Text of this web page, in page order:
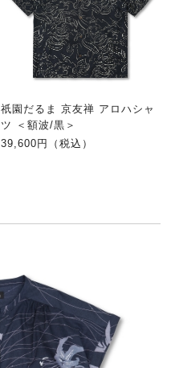
祇園だるま 京友禅 アロハシャ
ツ ＜額波/黒＞
39,600円（税込）